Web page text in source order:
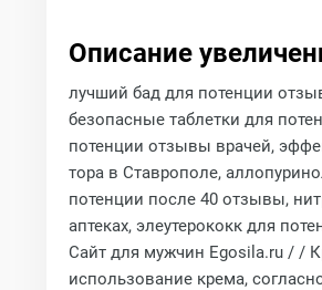
Описание
лучший бад для потенции
безопасные таблетки для
потенции отзывы врачей,
тора в Ставрополе,
потенции после 40 отзывы,
аптеках, элеутерококк для
Сайт для мужчин Egosila.ru / /
использование крема,